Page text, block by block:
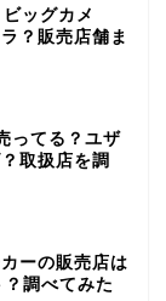
ッグカメ
？販売店舗ま
ってる？ユザ
取扱店を調
ーの販売店は
調べてみた